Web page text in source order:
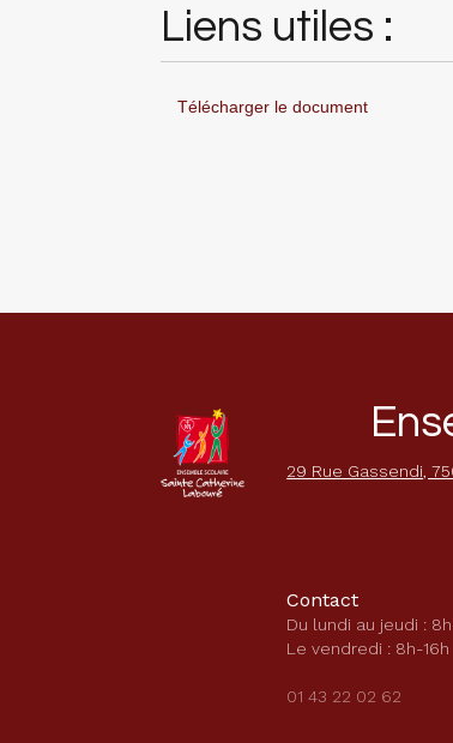
Liens utiles :
Télécharger le document
29 Rue Gassendi,
Contact
Du lundi au jeudi :
Le vendredi : 8h-16h
01 43 22 02 62